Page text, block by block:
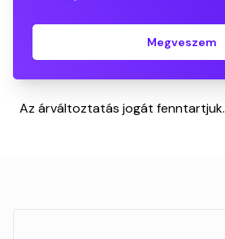
Megveszem
Az árváltoztatás jogát fenntartjuk.